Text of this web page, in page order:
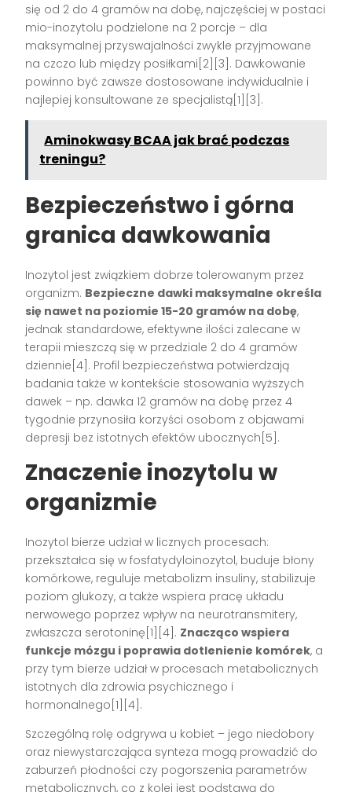
się od 2 do 4 gramów na dobę, najczęściej w postaci
mio-inozytolu podzielone na 2 porcje – dla
maksymalnej przyswajalności zwykle przyjmowane
na czczo lub między posiłkami[2][3]. Dawkowanie
powinno być zawsze dostosowane indywidualnie i
najlepiej konsultowane ze specjalistą[1][3].
Aminokwasy BCAA jak brać podczas
treningu?
Bezpieczeństwo i górna
granica dawkowania
Inozytol jest związkiem dobrze tolerowanym przez
organizm. Bezpieczne dawki maksymalne określa
się nawet na poziomie 15-20 gramów na dobę,
jednak standardowe, efektywne ilości zalecane w
terapii mieszczą się w przedziale 2 do 4 gramów
dziennie[4]. Profil bezpieczeństwa potwierdzają
badania także w kontekście stosowania wyższych
dawek – np. dawka 12 gramów na dobę przez 4
tygodnie przynosiła korzyści osobom z objawami
depresji bez istotnych efektów ubocznych[5].
Znaczenie inozytolu w
organizmie
Inozytol bierze udział w licznych procesach:
przekształca się w fosfatydyloinozytol, buduje błony
komórkowe, reguluje metabolizm insuliny, stabilizuje
poziom glukozy, a także wspiera pracę układu
nerwowego poprzez wpływ na neurotransmitery,
zwłaszcza serotoninę[1][4]. Znacząco wspiera
funkcje mózgu i poprawia dotlenienie komórek, a
przy tym bierze udział w procesach metabolicznych
istotnych dla zdrowia psychicznego i
hormonalnego[1][4].
Szczególną rolę odgrywa u kobiet – jego niedobory
oraz niewystarczająca synteza mogą prowadzić do
zaburzeń płodności czy pogorszenia parametrów
metabolicznych, co z kolei jest podstawą do